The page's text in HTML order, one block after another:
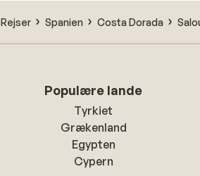
Rejser Spanien Costa Dorada
Populære lande
Tyrkiet
Grækenland
Egypten
Cypern